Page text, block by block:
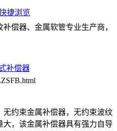
捷浏览
偿器、金属软管专业生产商，
补偿器
约束金属补偿器，无约束波纹
，该金属补偿器具有强力自导